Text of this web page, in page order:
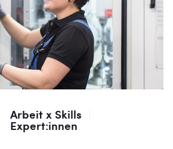
Arbeit x Skills
Expert:innen